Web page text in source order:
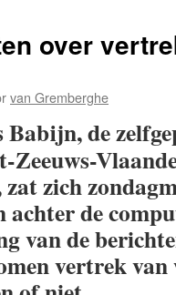
over
van Gremberghe
de
Zeeuws-
zat zich
achter de
van de
vertrek